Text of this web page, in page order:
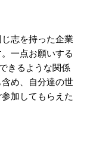
志を持った企業
一点お願いする
きるような関係
め、自分達の世
加してもらえた